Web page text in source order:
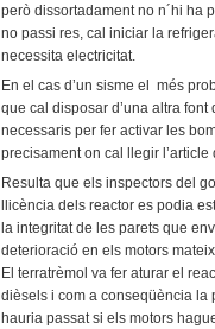
però dissortadament no n´hi ha
no passi res, cal iniciar la
necessita electricitat.
En el cas d’un sisme el més
que cal disposar d’una altra
necessaris per fer activar les
precisament on cal llegir l’article
Resulta que els inspectors del
llicència dels reactor es podia
la integritat de les parets que
deterioració en els motors
El terratrèmol va fer aturar el
dièsels i com a conseqüència la
hauria passat si els motors